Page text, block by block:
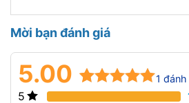
Mời bạn đánh giá
5.00 1 đánh
5